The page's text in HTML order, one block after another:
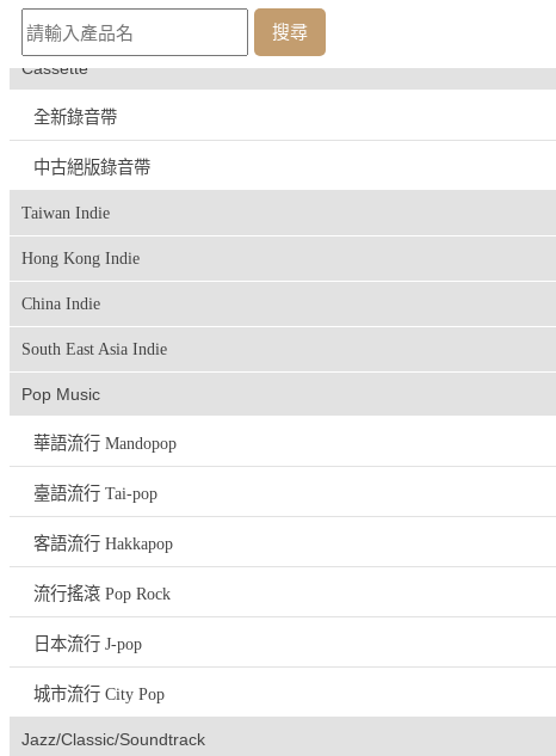
搜尋
中古CD
Cassette
全新錄音帶
中古絕版錄音帶
Taiwan Indie
Hong Kong Indie
China Indie
South East Asia Indie
Pop Music
華語流行 Mandopop
臺語流行 Tai-pop
客語流行 Hakkapop
流行搖滾 Pop Rock
日本流行 J-pop
城市流行 City Pop
Jazz/Classic/Soundtrack